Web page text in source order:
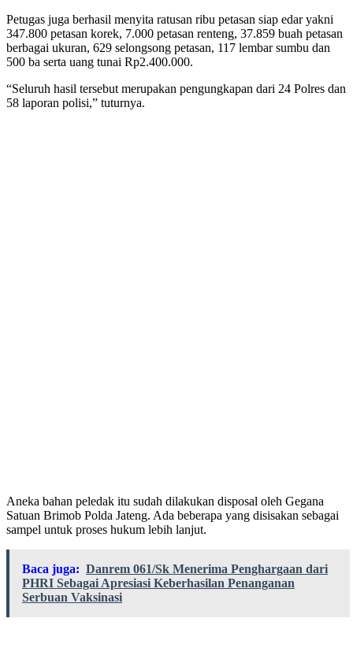
Petugas juga berhasil menyita ratusan ribu petasan siap edar yakni
347.800 petasan korek, 7.000 petasan renteng, 37.859 buah petasan
berbagai ukuran, 629 selongsong petasan, 117 lembar sumbu dan
500 ba serta uang tunai Rp2.400.000.
“Seluruh hasil tersebut merupakan pengungkapan dari 24 Polres dan
58 laporan polisi,” tuturnya.
Aneka bahan peledak itu sudah dilakukan disposal oleh Gegana
Satuan Brimob Polda Jateng. Ada beberapa yang disisakan sebagai
sampel untuk proses hukum lebih lanjut.
Baca juga: Danrem 061/Sk Menerima Penghargaan dari
PHRI Sebagai Apresiasi Keberhasilan Penanganan
Serbuan Vaksinasi